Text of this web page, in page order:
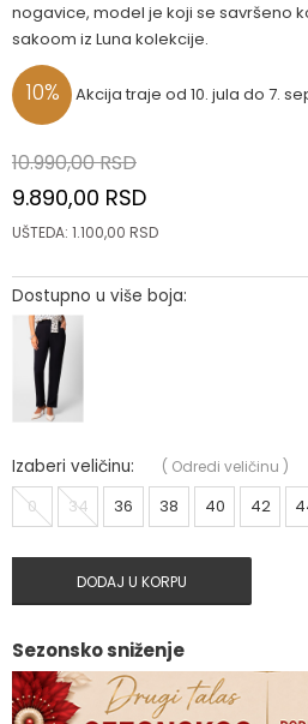
nogavice, model je koji se savršeno
sakoom iz Luna kolekcije.
10% Akcija traje od 10. jula do 7.
10.990,00RSD
9.890,00 RSD
UŠTEDA: 1.100,00 RSD
Dostupno u više boja:
Izaberi veličinu: ( Odredi veličinu )
0 34 36 38 40 42
DODAJ U KORPU
Sezonsko sniženje